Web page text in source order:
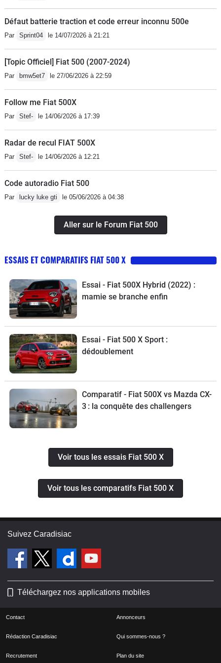
Défaut batterie traction et code erreur inconnu 500e
Par Sprint04 le 14/07/2026 à 21:21
[Topic Officiel] Fiat 500 (2007-2024)
Par bmw5et7 le 27/06/2026 à 22:59
Follow me Fiat 500X
Par Stef- le 14/06/2026 à 17:39
Radar de recul FIAT 500X
Par Stef- le 14/06/2026 à 12:21
Code autoradio Fiat 500
Par lucky luke gti le 05/06/2026 à 04:38
Aller sur le Forum Fiat 500
ESSAIS ET COMPARATIFS FIAT 500 X
Essai - Fiat 500X Hybrid (2022) :
mamie se branche enfin
Essai - Fiat 500 X Sport :
dédoublement
Comparatif - Fiat 500X vs Mazda CX-
3 : la conquête des challengers
Voir tous les essais Fiat 500 X
Voir tous les comparatifs Fiat 500 X
Suivez Caradisiac
Téléchargez nos applications mobiles
Contact Annonceurs
Rédaction Caradisiac Qui sommes-nous ?
Recrutement Plan du site